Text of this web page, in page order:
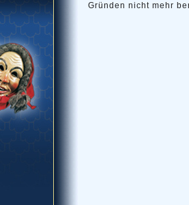
Gründen nicht mehr